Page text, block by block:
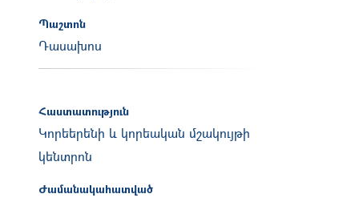
Պաշտոն
Դասախոս
Հաստատություն
Կորեերենի և կորեական մշակույթի
կենտրոն
Ժամանակահատված